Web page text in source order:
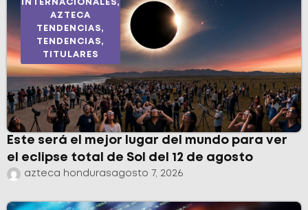
INTERNACIONALES,
AZTECA
TENDENCIAS,
TENDENCIAS,
TITULARES
Este será el mejor lugar del mundo para ver
el eclipse total de Sol del 12 de agosto
azteca hondurasagosto 7, 2026